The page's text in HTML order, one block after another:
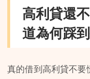
高利貸還
道為何踩
真的借到高利貸不要